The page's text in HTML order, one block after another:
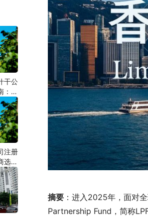
摘要 ：进入2025年，面对
Partnership Fund，简称
干公
：从
地银
单及
谱代
注册
选择
中乌
硬保
合规